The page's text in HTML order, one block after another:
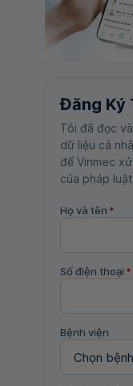
Đăng Ký
Tôi đã đọc
dữ liệu cá
để Vinmec
của pháp
Họ và tên *
Số điện thoại *
Bệnh viện